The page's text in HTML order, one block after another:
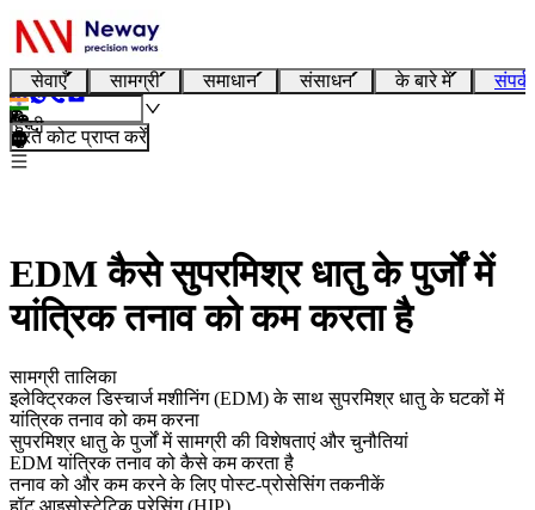
सेवाएँ सामग्री समाधान संसाधन के बारे में
हिन्दी
तुरंत कोट प्राप्त करें
EDM कैसे सुपरमिश्र धातु के पुर्जों में
यांत्रिक तनाव को कम करता है
सामग्री तालिका
इलेक्ट्रिकल डिस्चार्ज मशीनिंग (EDM) के साथ सुपरमिश्र धातु के घटकों में
यांत्रिक तनाव को कम करना
सुपरमिश्र धातु के पुर्जों में सामग्री की विशेषताएं और चुनौतियां
EDM यांत्रिक तनाव को कैसे कम करता है
तनाव को और कम करने के लिए पोस्ट-प्रोसेसिंग तकनीकें
हॉट आइसोस्टेटिक प्रेसिंग (HIP)